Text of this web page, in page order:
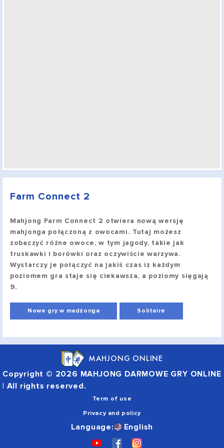
Farm Connect 2
Mahjong Farm Connect 2 otwiera nową wersję
mahjonga połączoną z owocami. Tutaj możesz
zobaczyć różne owoce, w tym jagody, takie jak
truskawki i borówki oraz oczywiście warzywa.
Wystarczy je połączyć na jakiś czas iz każdym
poziomem gra staje się ciekawsza, a poziomy sięgają
9.
Nowe gry w madżonga Solitaire
MAHJONG ONLINE
Copyright © 2026 MAHJONG DARMOWE GRY ONLINE
| All rights reserved.
Term of use
Privacy and policy
Language: English